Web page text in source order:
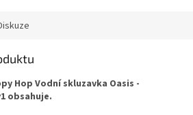
Hop Vodní skluzavka Oasis -
obsahuje.